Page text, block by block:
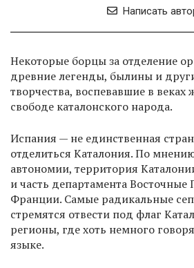
Написать
Некоторые борцы за отделение
древние легенды, былины и
творчества, воспевавшие в
свободе каталонского народа.
Испания — не единственная
отделиться Каталония. По
автономии, территория
и часть департамента Восточные
Франции. Самые радикальные
стремятся отвести под флаг
регионы, где хоть немного
языке.